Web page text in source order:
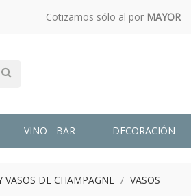
Cotizamos sólo al por MAYOR
VINO - BAR DECORACIÓN
VASOS DE CHAMPAGNE VASOS